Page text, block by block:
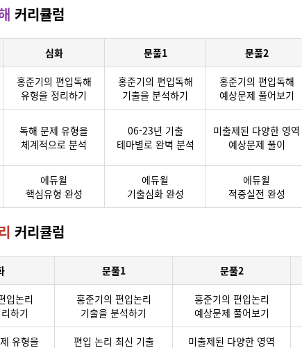
커리큘럼
심화 문풀1 문풀2
홍준기의 편입독해
유형을 정리하기
홍준기의 편입독해
기출을 분석하기
홍준기의 편입독해
예상문제 풀어보기
독해 문제 유형을
체계적으로 분석
06-23년 기출
테마별로 완벽 분석
미출제된 다양한 영역
예상문제 풀이
에듀윌
핵심유형 완성
에듀윌
기출심화 완성
에듀윌
적중실전 완성
커리큘럼
문풀1 문풀2
입논리
하기
홍준기의 편입논리
기출을 분석하기
홍준기의 편입논리
예상문제 풀어보기
유형을 편입 논리 최신 기출 미출제된 다양한 영역